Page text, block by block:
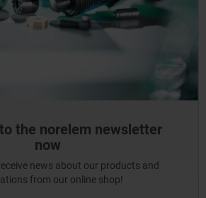
the norelem newsletter
now
news about our products and
from our online shop!